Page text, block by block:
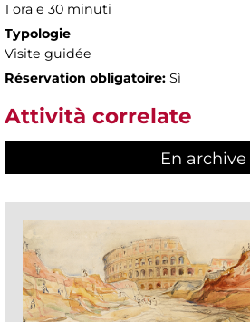
1 ora e 30 minuti
Typologie
Visite guidée
Réservation obligatoire: Sì
Attività correlate
En archive